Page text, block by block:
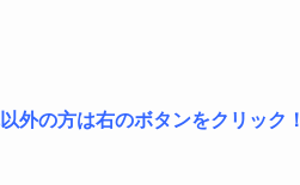
外の方は右のボタンをクリック！